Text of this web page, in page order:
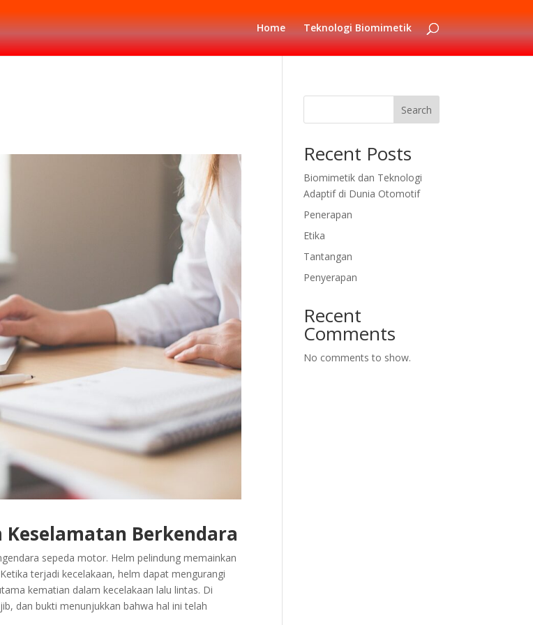
Home Teknologi Biomimetik
Berkendara
sepeda motor. Helm pelindung memainkan
terjadi kecelakaan, helm dapat mengurangi
kematian dalam kecelakaan lalu lintas. Di
dan bukti menunjukkan bahwa hal ini telah
Search
Recent Posts
Biomimetik dan Teknologi
Adaptif di Dunia Otomotif
Penerapan
Etika
Tantangan
Penyerapan
Recent
Comments
No comments to show.